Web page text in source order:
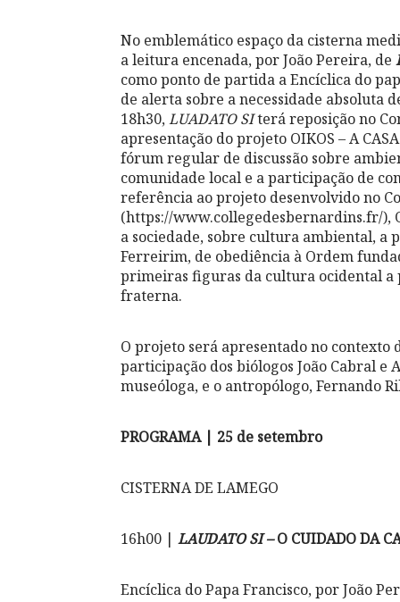
No emblemático espaço da cisterna
a leitura encenada, por João Pereira, de
como ponto de partida a Encíclica do
de alerta sobre a necessidade absoluta
18h30,LUADATO SIterá reposição no
apresentação do projeto OIKOS – A
fórum regular de discussão sobre
comunidade local e a participação de
referência ao projeto desenvolvido no
(https://www.collegedesbernardins.fr/),
a sociedade, sobre cultura ambiental, a
Ferreirim, de obediência à Ordem
primeiras figuras da cultura ocidental a
fraterna.
O projeto será apresentado no contexto
participação dos biólogos João Cabral e
museóloga, e o antropólogo, Fernando
PROGRAMA | 25 de setembro
CISTERNA DE LAMEGO
16h00 | LAUDATO SI –O CUIDADO DA
Encíclica do Papa Francisco, por João